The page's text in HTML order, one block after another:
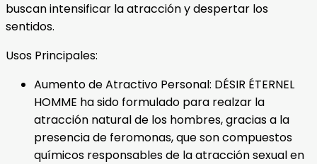
buscan intensificar la atracción y despertar los
sentidos.
Usos Principales:
Aumento de Atractivo Personal: DÉSIR ÉTERNEL
HOMME ha sido formulado para realzar la
atracción natural de los hombres, gracias a la
presencia de feromonas, que son compuestos
químicos responsables de la atracción sexual en